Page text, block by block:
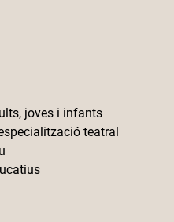
joves i infants
teatral